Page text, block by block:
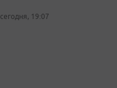
сегодня, 19:07